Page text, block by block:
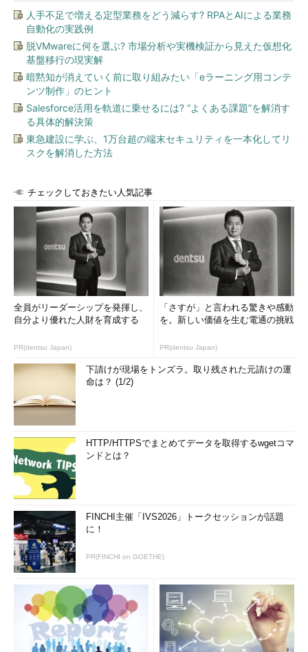
人手不足で増える定型業務をどう減らす? RPAとAIによる業務
自動化の実践例
脱VMwareに何を選ぶ? 市場分析や実機検証から見えた仮想化
基盤移行の現実解
暗黙知が消えていく前に取り組みたい「eラーニング用コンテ
ンツ制作」のヒント
Salesforce活用を軌道に乗せるには? “よくある課題”を解消す
る具体的解決策
東急建設に学ぶ、1万台超の端末セキュリティを一本化してリ
スクを解消した方法
チェックしておきたい人気記事
全員がリーダーシップを発揮し、
自分より優れた人財を育成する
PR(dentsu Japan)
「さすが」と言われる驚きや感動
を。新しい価値を生む電通の挑戦
PR(dentsu Japan)
下請けが現場をトンズラ。取り残された元請けの運
命は？ (1/2)
HTTP/HTTPSでまとめてデータを取得するwgetコマ
ンドとは？
FINCHI主催「IVS2026」トークセッションが話題
に！
PR(FINCHI on GOETHE)